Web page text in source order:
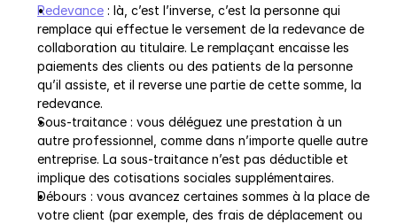
Redevance : là, c’est l’inverse, c’est la personne qui
remplace qui effectue le versement de la redevance de
collaboration au titulaire. Le remplaçant encaisse les
paiements des clients ou des patients de la personne
qu’il assiste, et il reverse une partie de cette somme, la
redevance.
Sous-traitance : vous déléguez une prestation à un
autre professionnel, comme dans n’importe quelle autre
entreprise. La sous-traitance n’est pas déductible et
implique des cotisations sociales supplémentaires.
Débours : vous avancez certaines sommes à la place de
votre client (par exemple, des frais de déplacement ou